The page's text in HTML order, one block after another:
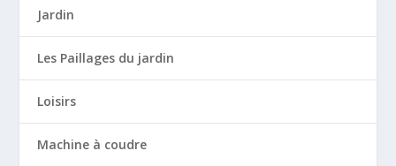
Jardin
Les Paillages du jardin
Loisirs
Machine à coudre